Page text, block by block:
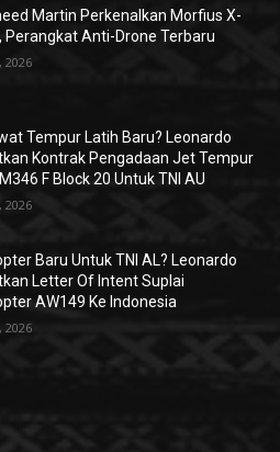
Martin Perkenalkan Morfius X-
Perangkat Anti-Drone Terbaru
2026
Tempur Latih Baru? Leonardo
Kontrak Pengadaan Jet Tempur
F Block 20 Untuk TNI AU
2026
Baru Untuk TNI AL? Leonardo
Letter Of Intent Suplai
AW149 Ke Indonesia
2026